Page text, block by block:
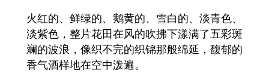
火红的、鲜绿的、鹅黄的、雪白的、淡青色、
淡紫色，整片花田在风的吹拂下漾满了五彩斑
斓的波浪，像织不完的织锦那般绵延，馥郁的
香气酒样地在空中泼遍。